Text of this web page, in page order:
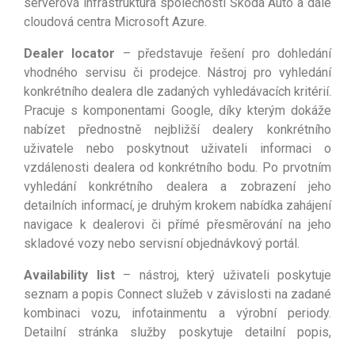
cloudová centra Microsoft Azure.
Dealer locator – představuje řešení pro dohledání
vhodného servisu či prodejce. Nástroj pro vyhledání
konkrétního dealera dle zadaných vyhledávacích kritérií.
Pracuje s komponentami Google, díky kterým dokáže
nabízet přednostně nejbližší dealery konkrétního
uživatele nebo poskytnout uživateli informaci o
vzdálenosti dealera od konkrétního bodu. Po prvotním
vyhledání konkrétního dealera a zobrazení jeho
detailních informací, je druhým krokem nabídka zahájení
navigace k dealerovi či přímé přesměrování na jeho
skladové vozy nebo servisní objednávkový portál.
Availability list – nástroj, který uživateli poskytuje
seznam a popis Connect služeb v závislosti na zadané
kombinaci vozu, infotainmentu a výrobní periody.
Detailní stránka služby poskytuje detailní popis,